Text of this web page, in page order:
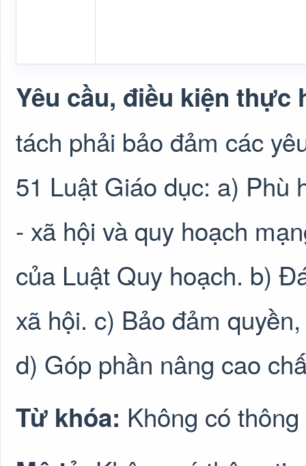
Yêu cầu, điều kiện thực
tách phải bảo đảm các
51 Luật Giáo dục: a) Phù
- xã hội và quy hoạch
của Luật Quy hoạch. b)
xã hội. c) Bảo đảm
d) Góp phần nâng cao
Từ khóa: Không có